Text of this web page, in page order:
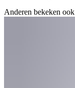
Anderen bekeken ook